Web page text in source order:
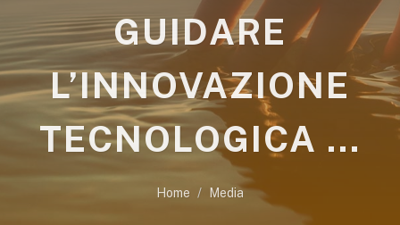
GUIDARE
L’INNOVAZIONE
TECNOLOGICA ...
Home Media